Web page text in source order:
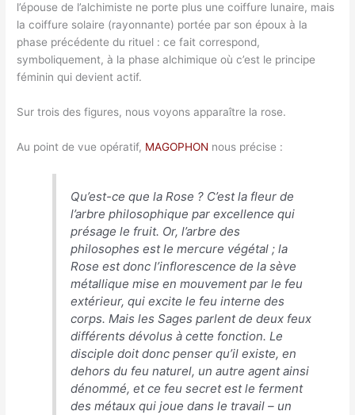
l’épouse de l’alchimiste ne porte plus une coiffure lunaire, mais
la coiffure solaire (rayonnante) portée par son époux à la
phase précédente du rituel : ce fait correspond,
symboliquement, à la phase alchimique où c’est le principe
féminin qui devient actif.
Sur trois des figures, nous voyons apparaître la rose.
Au point de vue opératif, MAGOPHON nous précise :
Qu’est-ce que la Rose ? C’est la fleur de
l’arbre philosophique par excellence qui
présage le fruit. Or, l’arbre des
philosophes est le mercure végétal ; la
Rose est donc l’inflorescence de la sève
métallique mise en mouvement par le feu
extérieur, qui excite le feu interne des
corps. Mais les Sages parlent de deux feux
différents dévolus à cette fonction. Le
disciple doit donc penser qu’il existe, en
dehors du feu naturel, un autre agent ainsi
dénommé, et ce feu secret est le ferment
des métaux qui joue dans le travail – un